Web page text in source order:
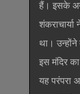
हैं। इसके
था। उन्होंने
इस मंदिर
यह परंपरा